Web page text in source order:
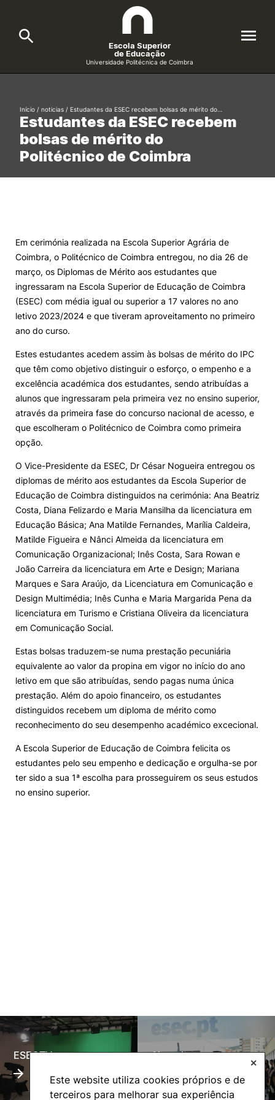
Este website utiliza cookies próprios e de
terceiros para melhorar sua experiência
✕
Cursos
Candidatos
Alunos
Knowledge Factory
Candidaturas
Elogio / Sugestão / Reclamação Contactos Denúncias
©2026 Instituto Politécnico de Coimbra. Todos os direitos reservados.
Escola Superior
de Educação
Universidade Politécnica de Coimbra
Search
Formative Offer
Estudantes da ESEC recebem
bolsas de mérito do
Politécnico de Coimbra
Início / noticias / Estudantes da ESEC recebem bolsas de mérito do…
Em cerimónia realizada na Escola Superior Agrária de
Coimbra, o Politécnico de Coimbra entregou, no dia 26 de
março, os Diplomas de Mérito aos estudantes que
ingressaram na Escola Superior de Educação de Coimbra
(ESEC) com média igual ou superior a 17 valores no ano
letivo 2023/2024 e que tiveram aproveitamento no primeiro
ano do curso.
Estes estudantes acedem assim às bolsas de mérito do IPC
que têm como objetivo distinguir o esforço, o empenho e a
excelência académica dos estudantes, sendo atribuídas a
alunos que ingressaram pela primeira vez no ensino superior,
através da primeira fase do concurso nacional de acesso, e
que escolheram o Politécnico de Coimbra como primeira
opção.
O Vice-Presidente da ESEC, Dr César Nogueira entregou os
diplomas de mérito aos estudantes da Escola Superior de
Educação de Coimbra distinguidos na cerimónia: Ana Beatriz
Costa, Diana Felizardo e Maria Mansilha da licenciatura em
Educação Básica; Ana Matilde Fernandes, Marília Caldeira,
Matilde Figueira e Nânci Almeida da licenciatura em
Comunicação Organizacional; Inês Costa, Sara Rowan e
João Carreira da licenciatura em Arte e Design; Mariana
Marques e Sara Araújo, da Licenciatura em Comunicação e
Design Multimédia; Inês Cunha e Maria Margarida Pena da
licenciatura em Turismo e Cristiana Oliveira da licenciatura
em Comunicação Social.
Estas bolsas traduzem-se numa prestação pecuniária
equivalente ao valor da propina em vigor no início do ano
letivo em que são atribuídas, sendo pagas numa única
prestação. Além do apoio financeiro, os estudantes
distinguidos recebem um diploma de mérito como
reconhecimento do seu desempenho académico excecional.
A Escola Superior de Educação de Coimbra felicita os
estudantes pelo seu empenho e dedicação e orgulha-se por
ter sido a sua 1ª escolha para prosseguirem os seus estudos
no ensino superior.
ESECTV Alumni